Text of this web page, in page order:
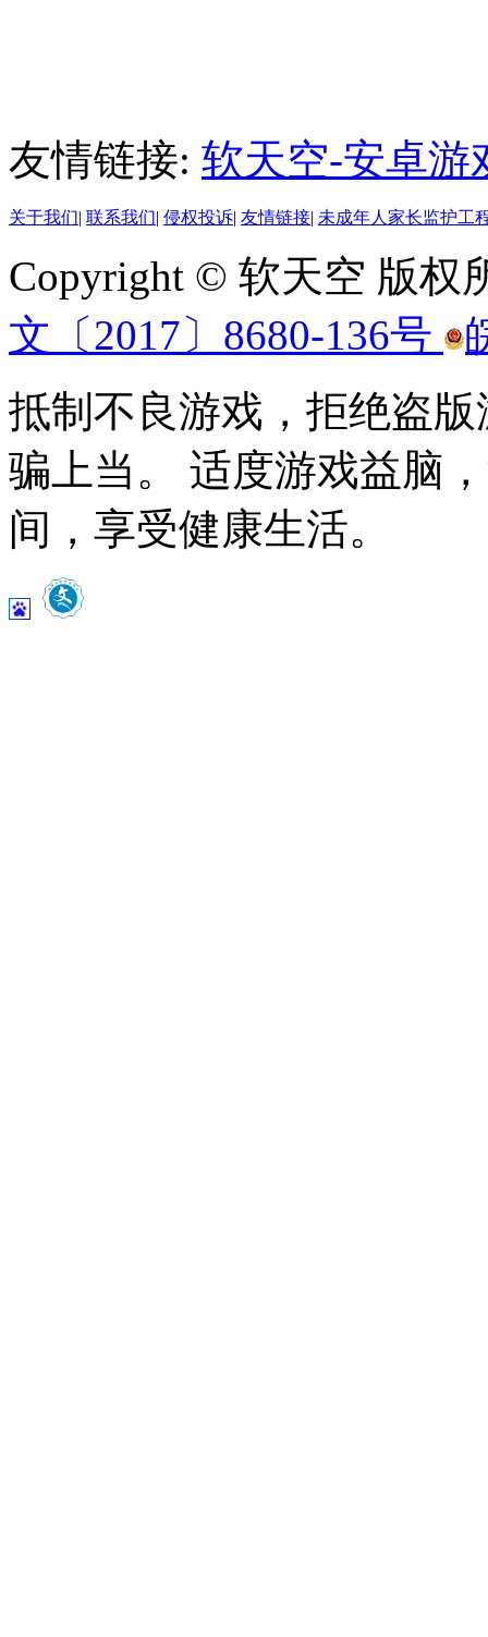
友情链接: 软天空-安卓游
关于我们| 联系我们| 侵权投诉| 友情链接| 未成年人家长监护工
Copyright © 软天空 版权
文〔2017〕8680-136号
抵制不良游戏，拒绝盗
骗上当。 适度游戏益脑
间，享受健康生活。